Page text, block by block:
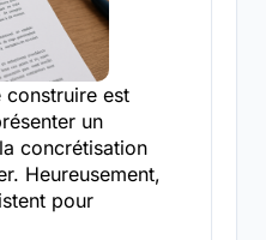
construire est
un
concrétisation
Heureusement,
pour